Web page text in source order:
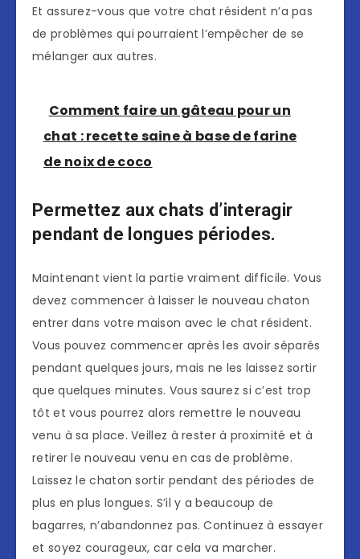
Et assurez-vous que votre chat résident n’a pas
de problèmes qui pourraient l’empêcher de se
mélanger aux autres.
Comment faire un gâteau pour un
chat : recette saine à base de farine
de noix de coco
Permettez aux chats d’interagir
pendant de longues périodes.
Maintenant vient la partie vraiment difficile. Vous
devez commencer à laisser le nouveau chaton
entrer dans votre maison avec le chat résident.
Vous pouvez commencer après les avoir séparés
pendant quelques jours, mais ne les laissez sortir
que quelques minutes. Vous saurez si c’est trop
tôt et vous pourrez alors remettre le nouveau
venu à sa place. Veillez à rester à proximité et à
retirer le nouveau venu en cas de problème.
Laissez le chaton sortir pendant des périodes de
plus en plus longues. S’il y a beaucoup de
bagarres, n’abandonnez pas. Continuez à essayer
et soyez courageux, car cela va marcher.